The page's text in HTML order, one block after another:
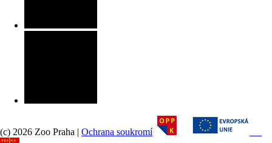
(c) 2026 Zoo Praha | Ochrana soukromí